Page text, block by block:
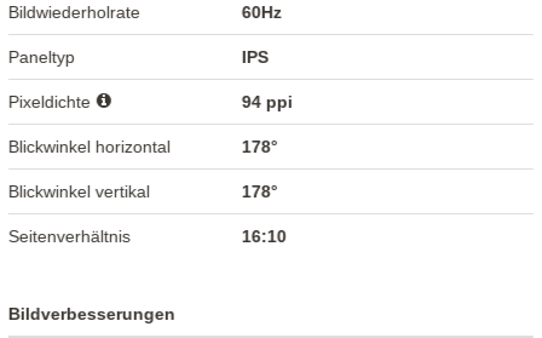
Bildwiederholrate 60Hz
Paneltyp IPS
Pixeldichte 94 ppi
Blickwinkel horizontal 178°
Blickwinkel vertikal 178°
Seitenverhältnis 16:10
Bildverbesserungen